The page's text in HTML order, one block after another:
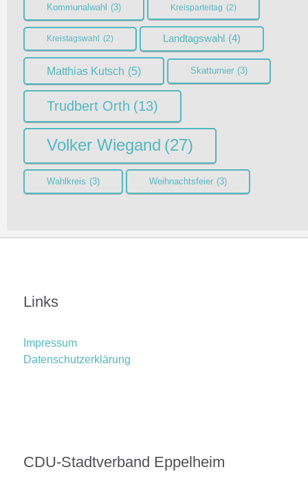
Kommunalwahl (3) Kreisparteitag (2)
Kreistagswahl (2) Landtagswahl (4)
Matthias Kutsch (5) Skatturnier (3)
Trudbert Orth (13)
Volker Wiegand (27)
Wahlkreis (3) Weihnachtsfeier (3)
Links
Impressum
Datenschutzerklärung
CDU-Stadtverband Eppelheim